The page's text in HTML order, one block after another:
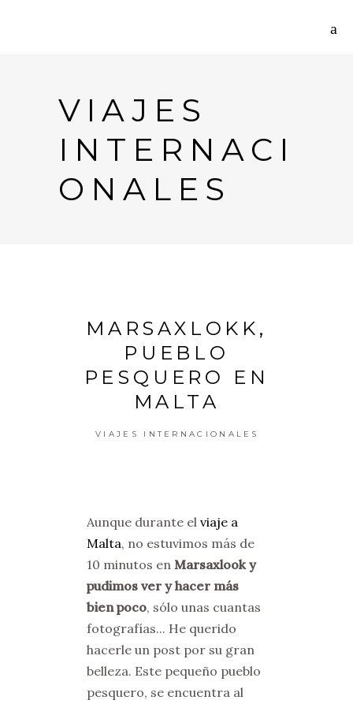
VIAJES
INTERNACI
ONALES
MARSAXLOKK,
PUEBLO
PESQUERO EN
MALTA
VIAJES INTERNACIONALES
Aunque durante el viaje a
Malta, no estuvimos más de
10 minutos en Marsaxlook y
pudimos ver y hacer más
bien poco, sólo unas cuantas
fotografías... He querido
hacerle un post por su gran
belleza. Este pequeño pueblo
pesquero, se encuentra al